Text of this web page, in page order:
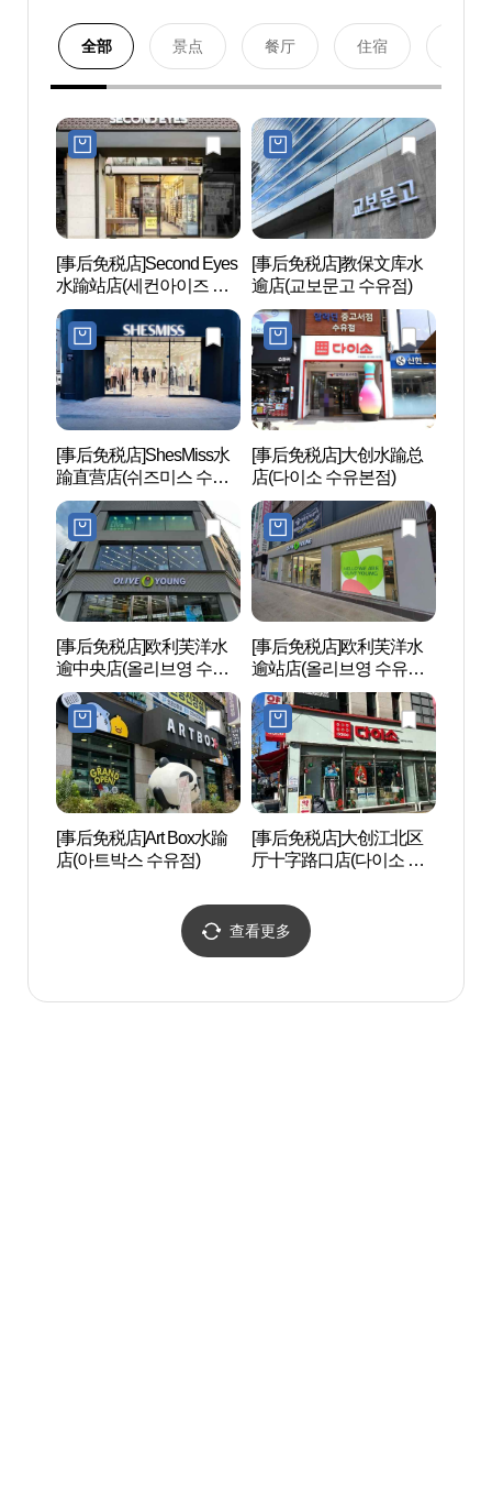
全部 景点 餐厅 住宿
[事后免税店]Second Eyes
水踰站店(세컨아이즈 수
유역점)
[事后免税店]教保文库水
逾店(교보문고 수유점)
[事后免税店]ShesMiss水
踰直营店(쉬즈미스 수유
직영점)
[事后免税店]大创水踰总
店(다이소 수유본점)
[事后免税店]欧利芙洋水
逾中央店(올리브영 수유
중앙점)
[事后免税店]欧利芙洋水
逾站店(올리브영 수유역
점)
[事后免税店]Art Box水踰
店(아트박스 수유점)
[事后免税店]大创江北区
厅十字路口店(다이소 강
查看更多